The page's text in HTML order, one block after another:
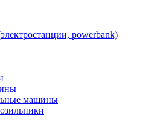
powerbank)
машины